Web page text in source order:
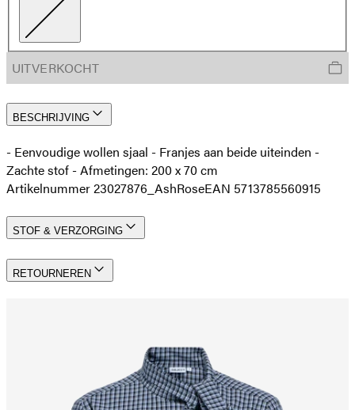
UITVERKOCHT
BESCHRIJVING
- Eenvoudige wollen sjaal - Franjes aan beide uiteinden -
Zachte stof - Afmetingen: 200 x 70 cm
Artikelnummer 23027876_AshRoseEAN 5713785560915
STOF & VERZORGING
RETOURNEREN